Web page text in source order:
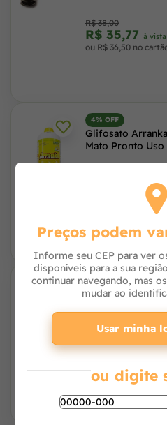
R$ 38,00
R$ 35,77 à
ou R$ 36,50 no
4% OFF
Glifosato
Mato Pronto
à
ou 2x de R$ 34,95 no
4% OFF
Pulverizador
R$ 94,50
R$ 89,18
ou 3x de R$ 30,33 no
Preços podem
Informe seu CEP para ver
disponíveis para a sua
continuar navegando, mas
mudar ao
Usar minha
ou digite